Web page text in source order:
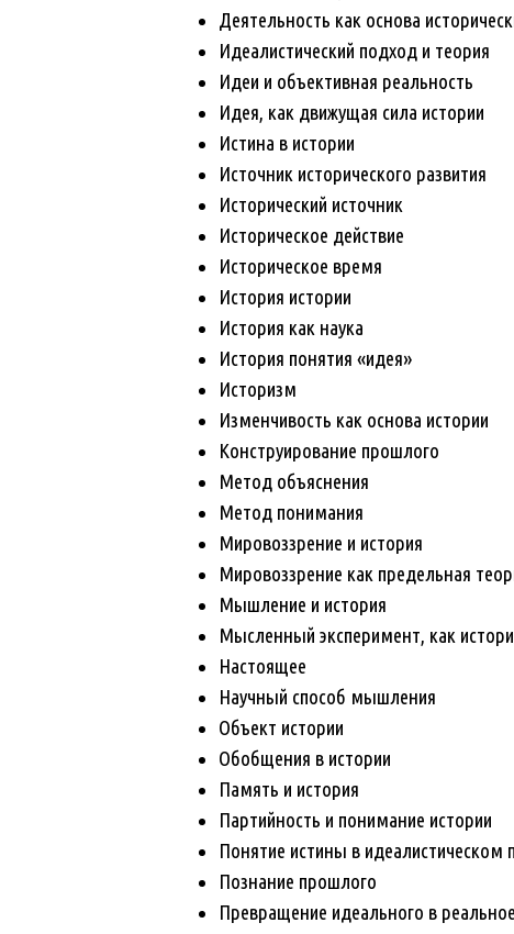
Деятельность как основа
Идеалистический подход и теория
Идеи и объективная реальность
Идея, как движущая сила истории
Истина в истории
Источник исторического развития
Исторический источник
Историческое действие
Историческое время
История истории
История как наука
История понятия «идея»
Историзм
Изменчивость как основа истории
Конструирование прошлого
Метод объяснения
Метод понимания
Мировоззрение и история
Мировоззрение как предельная
Мышление и история
Мысленный эксперимент, как
Настоящее
Научный способ мышления
Объект истории
Обобщения в истории
Память и история
Партийность и понимание истории
Понятие истины в идеалистическом
Познание прошлого
Превращение идеального в реальное